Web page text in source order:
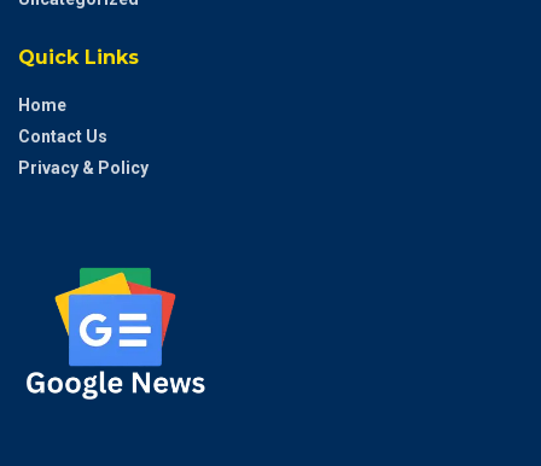
Quick Links
Home
Contact Us
Privacy & Policy